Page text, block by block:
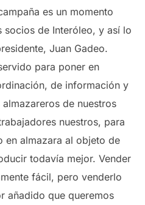
es un momento
de Interóleo, y así lo
Juan Gadeo.
para poner en
de información y
de nuestros
nuestros, para
en almazara al objeto de
todavía mejor. Vender
fácil, pero venderlo
añadido que queremos